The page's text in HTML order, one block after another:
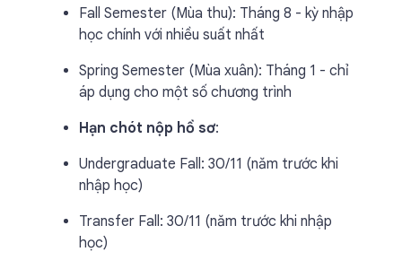
Fall Semester (Mùa thu): Tháng 8 - kỳ nhập
học chính với nhiều suất nhất
Spring Semester (Mùa xuân): Tháng 1 - chỉ
áp dụng cho một số chương trình
Hạn chót nộp hồ sơ:
Undergraduate Fall: 30/11 (năm trước khi
nhập học)
Transfer Fall: 30/11 (năm trước khi nhập
học)